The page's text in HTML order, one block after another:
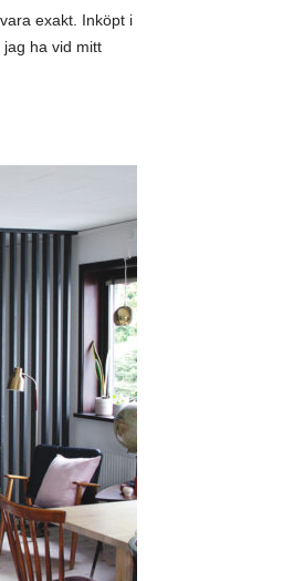
exakt. Inköpt i
ha vid mitt